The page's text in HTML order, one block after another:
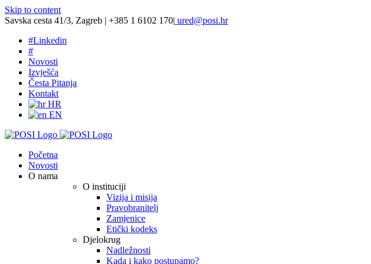
Skip to content
Savska cesta 41/3, Zagreb | +385 1 6102 170| ured@posi.hr
#Linkedin
#
Novosti
Izvješća
Česta Pitanja
Kontakt
HR
EN
Početna
Novosti
O nama
O instituciji
Vizija i misija
Pravobranitelj
Zamjenice
Etički kodeks
Djelokrug
Nadležnosti
Kada i kako postupamo?